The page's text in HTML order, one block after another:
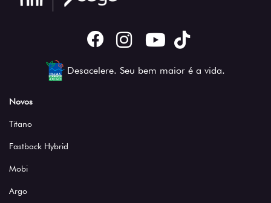
Desacelere. Seu bem maior é a vida.
Novos
Titano
Fastback Hybrid
Mobi
Argo